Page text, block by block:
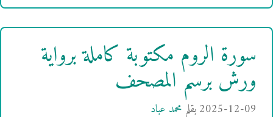
سورة الروم مكتوبة كاملة برواية
ورش برسم المصحف
2025-12-09بقلم محمد عباد